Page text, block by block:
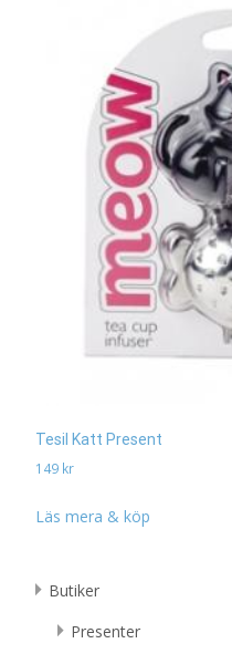
Tesil Katt Present
149 kr
Läs mera & köp
Butiker
Presenter